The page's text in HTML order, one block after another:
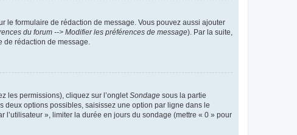
le formulaire de rédaction de message. Vous pouvez aussi ajouter
du forum --> Modifier les préférences de message). Par la suite,
de rédaction de message.
les permissions), cliquez sur l’ongletSondage sous la partie
deux options possibles, saisissez une option par ligne dans le
», limiter la durée en jours du sondage (mettre « 0 » pour